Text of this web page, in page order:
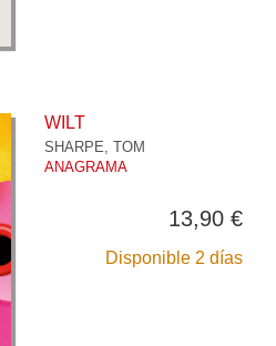
WILT
SHARPE, TOM
ANAGRAMA
13,90 €
Disponible 2 días